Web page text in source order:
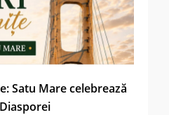
Satu Mare celebrează